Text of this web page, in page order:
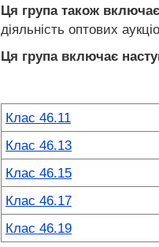
Ця група також
діяльність оптових
Ця група включає
Клас 46.11
Клас 46.13
Клас 46.15
Клас 46.17
Клас 46.19